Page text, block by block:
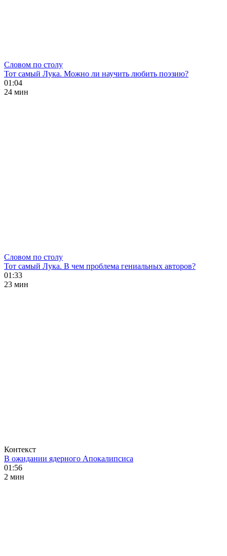
Словом по столу
Тот самый Лука. Можно ли научить любить поэзию?
01:04
24 мин
Словом по столу
Тот самый Лука. В чем проблема гениальных авторов?
01:33
23 мин
Контекст
В ожидании ядерного Апокалипсиса
01:56
2 мин